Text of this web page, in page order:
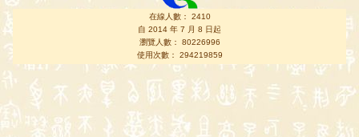
在線人數： 2410
自 2014 年 7 月 8 日起
瀏覽人數： 80226996
使用次數： 294219859